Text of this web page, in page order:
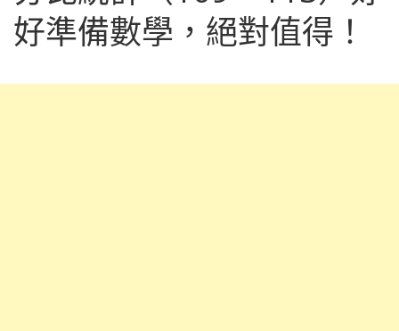
好準備數學，絕對值得！